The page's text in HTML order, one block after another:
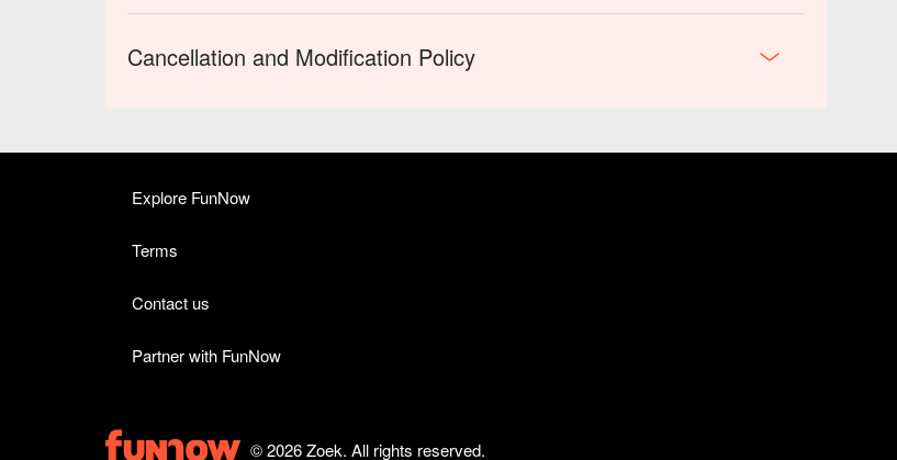
Cancellation and Modification Policy
Explore FunNow
Terms
Contact us
Partner with FunNow
© 2026 Zoek. All rights reserved.